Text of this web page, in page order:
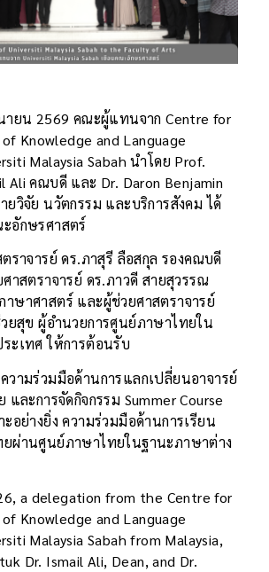
ายน 2569 คณะผู้แทนจาก Centre for
Knowledge and Language
Malaysia Sabah นำโดย Prof.
Ali คณบดี และ Dr. Daron Benjamin
ยวิจัย นวัตกรรม และบริการสังคม ได้
อักษรศาสตร์
ราจารย์ ดร.ภาสุรี ลือสกุล รองคณบดี
าสตราจารย์ ดร.ภาวดี สายสุวรรณ
ษาศาสตร์ และผู้ช่วยศาสตราจารย์
ยสุข ผู้อำนวยการศูนย์ภาษาไทยใน
ะเทศ ให้การต้อนรับ
วามร่วมมือด้านการแลกเปลี่ยนอาจารย์
และการจัดกิจกรรม Summer Course
อย่างยิ่ง ความร่วมมือด้านการเรียน
ผ่านศูนย์ภาษาไทยในฐานะภาษาต่าง
a delegation from the Centre for
Knowledge and Language
Malaysia Sabah from Malaysia,
Dr. Ismail Ali, Dean, and Dr.